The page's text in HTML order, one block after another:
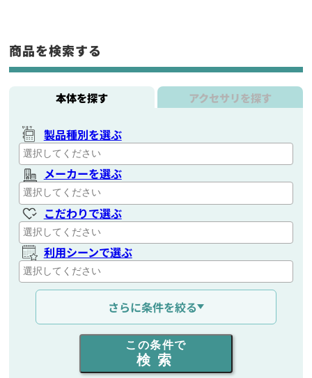
商品を検索する
本体を探す アクセサリを探す
製品種別を選ぶ
メーカーを選ぶ
こだわりで選ぶ
利用シーンで選ぶ
通信距離を選ぶ
出力を選ぶ
同時通話人数を選ぶ
さらに条件を絞る
この条件で
検索